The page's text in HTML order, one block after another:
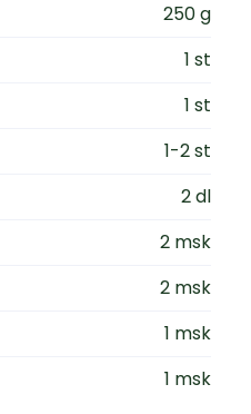
250 g
1 st
1 st
1-2 st
2 dl
2 msk
2 msk
1 msk
1 msk